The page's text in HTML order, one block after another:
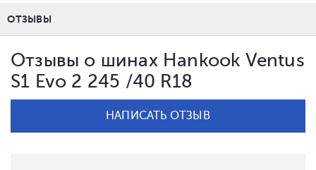
ОТЗЫВЫ
Отзывы о шинах Hankook Ventus
S1 Evo 2 245 /40 R18
НАПИСАТЬ ОТЗЫВ